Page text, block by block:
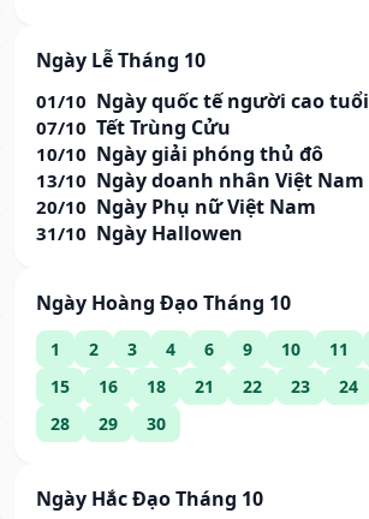
Ngày Lễ Tháng 10
01/10 Ngày quốc tế người cao tuổi
07/10 Tết Trùng Cửu
10/10 Ngày giải phóng thủ đô
13/10 Ngày doanh nhân Việt Nam
20/10 Ngày Phụ nữ Việt Nam
31/10 Ngày Hallowen
Ngày Hoàng Đạo Tháng 10
1 2 3 4 6 9 10 11
15
16 18 21 22 23 24
28
29 30
Ngày Hắc Đạo Tháng 10